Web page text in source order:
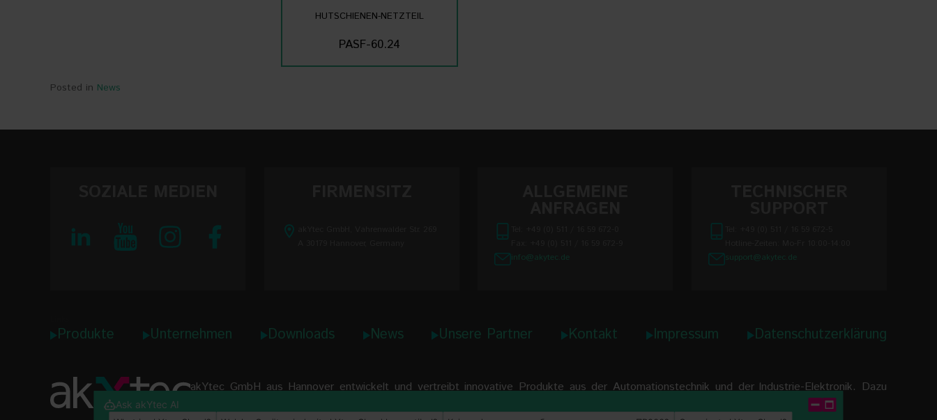
HUTSCHIENEN-NETZTEIL
PASF-60.24
Posted in News
info@akytec.de
support@akytec.de
Produkte Unternehmen Downloads News Unsere Partner Kontakt Impressum Datenschutzerklärung
akYtec GmbH aus Hannover entwickelt und vertreibt innovative Produkte aus der Automationstechnik und der lndustrie-Elektronik. Dazu
Ask akYtec AI